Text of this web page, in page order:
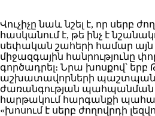
Վուչիչը նաև նշել է, որ սերբ
հասկանում է, թե ինչ է
սեփական շահերի համար այն
միջազգային հանրությունը
գործադրել։ Նրա խոսքով՝
աշխատավորների
ժառանգության
հարթակում հարգանքի
«խոսում է սերբ ժողովրդի